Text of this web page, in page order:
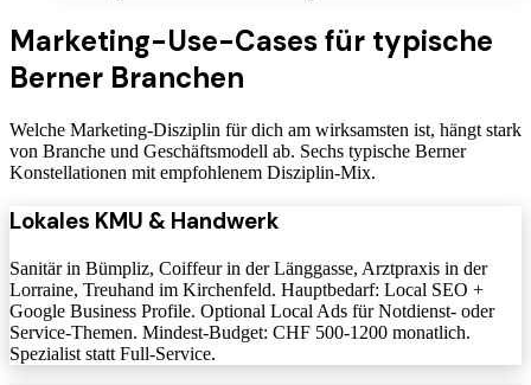
Marketing-Use-Cases für typische
Berner Branchen
Welche Marketing-Disziplin für dich am wirksamsten ist, hängt stark
von Branche und Geschäftsmodell ab. Sechs typische Berner
Konstellationen mit empfohlenem Disziplin-Mix.
Lokales KMU & Handwerk
Sanitär in Bümpliz, Coiffeur in der Länggasse, Arztpraxis in der
Lorraine, Treuhand im Kirchenfeld. Hauptbedarf: Local SEO +
Google Business Profile. Optional Local Ads für Notdienst- oder
Service-Themen. Mindest-Budget: CHF 500-1200 monatlich.
Spezialist statt Full-Service.